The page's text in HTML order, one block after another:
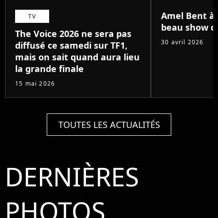
TV
The Voice 2026 ne sera pas
diffusé ce samedi sur TF1,
mais on sait quand aura lieu
la grande finale
15 mai 2026
Amel Bent à
beau show
30 avril 2026
TOUTES LES ACTUALITÉS
DERNIÈRES
PHOTOS